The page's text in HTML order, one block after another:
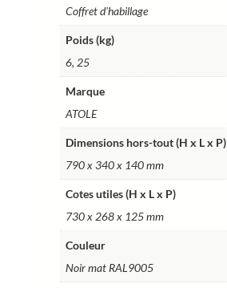
RCH300NR
Coffret d'habillage
Poids (kg)
6, 25
Marque
ATOLE
Dimensions hors-tout (H x L x P)
790 x 340 x 140 mm
Cotes utiles (H x L x P)
730 x 268 x 125 mm
Couleur
Noir mat RAL9005